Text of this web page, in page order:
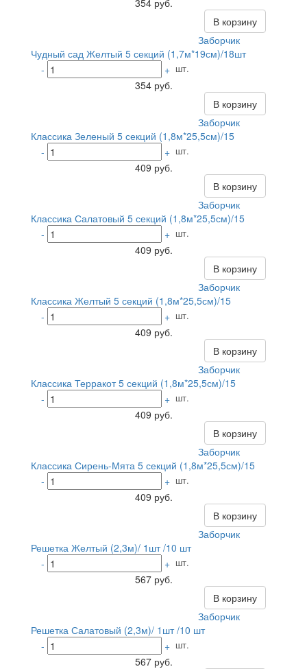
354 руб.
В корзину
Заборчик
Чудный сад Желтый 5 секций (1,7м*19см)/18шт
-
+ шт.
354 руб.
В корзину
Заборчик
Классика Зеленый 5 секций (1,8м*25,5см)/15
-
+ шт.
409 руб.
В корзину
Заборчик
Классика Салатовый 5 секций (1,8м*25,5см)/15
-
+ шт.
409 руб.
В корзину
Заборчик
Классика Желтый 5 секций (1,8м*25,5см)/15
-
+ шт.
409 руб.
В корзину
Заборчик
Классика Терракот 5 секций (1,8м*25,5см)/15
-
+ шт.
409 руб.
В корзину
Заборчик
Классика Сирень-Мята 5 секций (1,8м*25,5см)/15
-
+ шт.
409 руб.
В корзину
Заборчик
Решетка Желтый (2,3м)/ 1шт /10 шт
-
+ шт.
567 руб.
В корзину
Заборчик
Решетка Салатовый (2,3м)/ 1шт /10 шт
-
+ шт.
567 руб.